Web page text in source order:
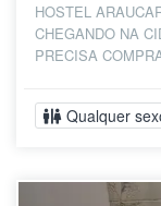
HOSTEL
CHEGANDO NA
PRECISA
Qualquer